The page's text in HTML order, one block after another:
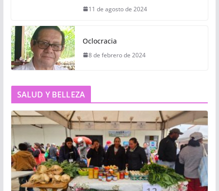
11 de agosto de 2024
Oclocracia
8 de febrero de 2024
SALUD Y BELLEZA